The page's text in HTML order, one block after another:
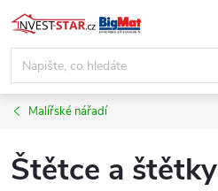
Přejít
na
obsah
Malířské nářadí
Štětce a štětky